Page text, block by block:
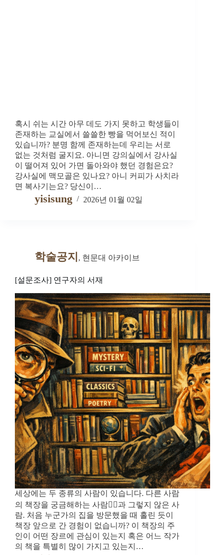
혹시 쉬는 시간 아무 데도 가지 못하고 학생들이
존재하는 교실에서 쓸쓸한 빵을 먹어보신 적이
있습니까? 분명 함께 존재하는데 우리는 서로
없는 것처럼 굴지요. 아니면 강의실에서 강사실
이 떨어져 있어 가면 돌아와야 했던 경험은요?
강사실에 맥모골은 있나요? 아니 커피가 사치라
면 복사기는요? 당신이…
yisisung 2026년 01월 02일
학술공지 , 현문대 아카이브
[설문조사] 연구자의 서재
세상에는 두 종류의 사람이 있습니다. 다른 사람
의 책장을 궁금해하는 사람🕵‍♂️과 그렇지 않은 사
람. 처음 누군가의 집을 방문했을 때 홀린 듯이
책장 앞으로 간 경험이 없습니까? 이 책장의 주
인이 어떤 장르에 관심이 있는지 혹은 어느 작가
의 책을 특별히 많이 가지고 있는지…